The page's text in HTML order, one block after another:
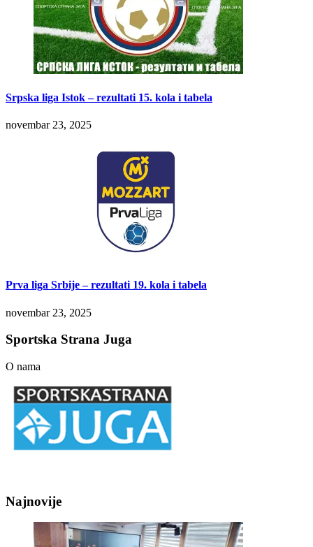
Srpska liga Istok – rezultati 15. kola i tabela
novembar 23, 2025
Prva liga Srbije – rezultati 19. kola i tabela
novembar 23, 2025
Sportska Strana Juga
O nama
Najnovije